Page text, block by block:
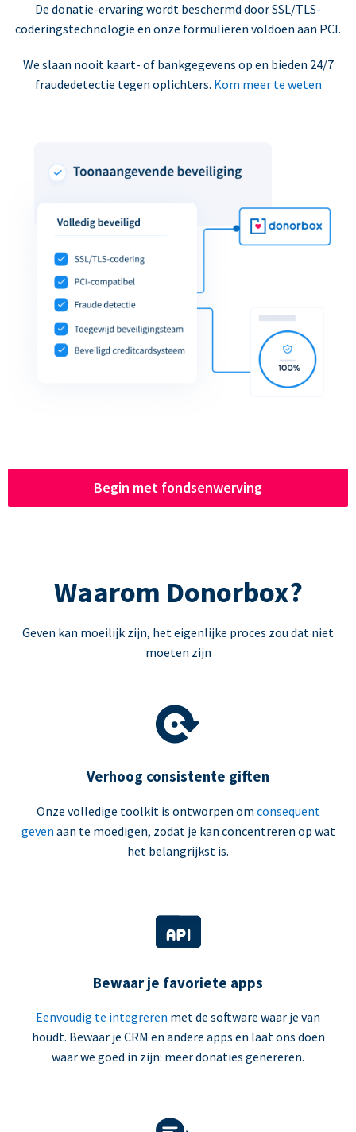
De donatie-ervaring wordt beschermd door SSL/TLS-
coderingstechnologie en onze formulieren voldoen aan PCI.
We slaan nooit kaart- of bankgegevens op en bieden 24/7
fraudedetectie tegen oplichters. Kom meer te weten
Begin met fondsenwerving
Waarom Donorbox?
Geven kan moeilijk zijn, het eigenlijke proces zou dat niet
moeten zijn
Verhoog consistente giften
Onze volledige toolkit is ontworpen om consequent
geven aan te moedigen, zodat je kan concentreren op wat
het belangrijkst is.
Bewaar je favoriete apps
Eenvoudig te integreren met de software waar je van
houdt. Bewaar je CRM en andere apps en laat ons doen
waar we goed in zijn: meer donaties genereren.